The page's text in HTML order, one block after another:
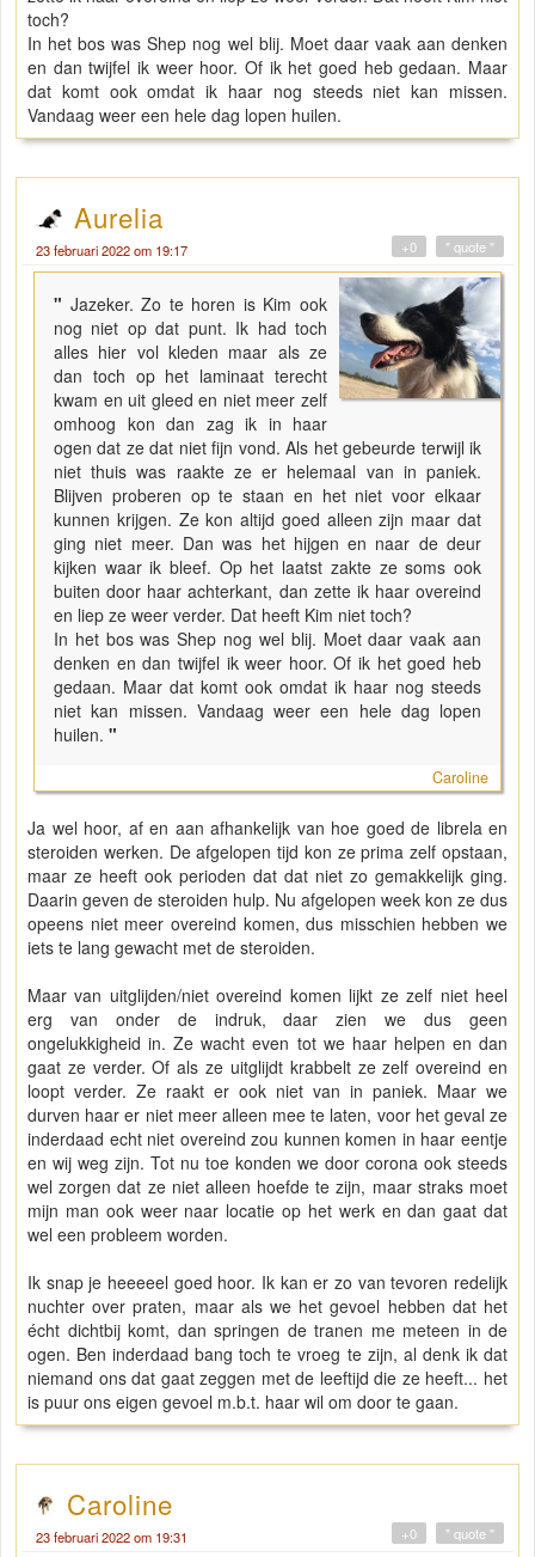
toch?
In het bos was Shep nog wel blij. Moet daar vaak aan denken
en dan twijfel ik weer hoor. Of ik het goed heb gedaan. Maar
dat komt ook omdat ik haar nog steeds niet kan missen.
Vandaag weer een hele dag lopen huilen.
Aurelia
23 februari 2022 om 19:17 " quote "
+0
" Jazeker. Zo te horen is Kim ook
nog niet op dat punt. Ik had toch
alles hier vol kleden maar als ze
dan toch op het laminaat terecht
kwam en uit gleed en niet meer zelf
omhoog kon dan zag ik in haar
ogen dat ze dat niet fijn vond. Als het gebeurde terwijl ik
niet thuis was raakte ze er helemaal van in paniek.
Blijven proberen op te staan en het niet voor elkaar
kunnen krijgen. Ze kon altijd goed alleen zijn maar dat
ging niet meer. Dan was het hijgen en naar de deur
kijken waar ik bleef. Op het laatst zakte ze soms ook
buiten door haar achterkant, dan zette ik haar overeind
en liep ze weer verder. Dat heeft Kim niet toch?
In het bos was Shep nog wel blij. Moet daar vaak aan
denken en dan twijfel ik weer hoor. Of ik het goed heb
gedaan. Maar dat komt ook omdat ik haar nog steeds
niet kan missen. Vandaag weer een hele dag lopen
huilen. "
Caroline
Ja wel hoor, af en aan afhankelijk van hoe goed de librela en
steroiden werken. De afgelopen tijd kon ze prima zelf opstaan,
maar ze heeft ook perioden dat dat niet zo gemakkelijk ging.
Daarin geven de steroiden hulp. Nu afgelopen week kon ze dus
opeens niet meer overeind komen, dus misschien hebben we
iets te lang gewacht met de steroiden.
Maar van uitglijden/niet overeind komen lijkt ze zelf niet heel
erg van onder de indruk, daar zien we dus geen
ongelukkigheid in. Ze wacht even tot we haar helpen en dan
gaat ze verder. Of als ze uitglijdt krabbelt ze zelf overeind en
loopt verder. Ze raakt er ook niet van in paniek. Maar we
durven haar er niet meer alleen mee te laten, voor het geval ze
inderdaad echt niet overeind zou kunnen komen in haar eentje
en wij weg zijn. Tot nu toe konden we door corona ook steeds
wel zorgen dat ze niet alleen hoefde te zijn, maar straks moet
mijn man ook weer naar locatie op het werk en dan gaat dat
wel een probleem worden.
Ik snap je heeeeel goed hoor. Ik kan er zo van tevoren redelijk
nuchter over praten, maar als we het gevoel hebben dat het
écht dichtbij komt, dan springen de tranen me meteen in de
ogen. Ben inderdaad bang toch te vroeg te zijn, al denk ik dat
niemand ons dat gaat zeggen met de leeftijd die ze heeft... het
is puur ons eigen gevoel m.b.t. haar wil om door te gaan.
Caroline
23 februari 2022 om 19:31 " quote "
+0